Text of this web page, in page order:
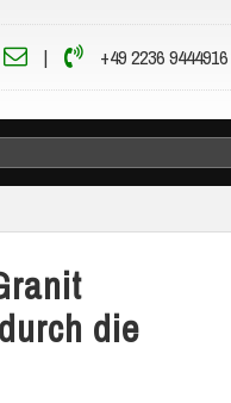
| +49 2236 9444916
die